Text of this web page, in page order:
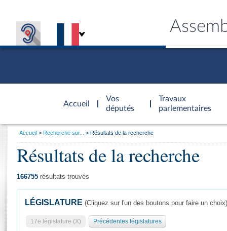
Accueil
d'accueil
Vos
députés
Travaux
parlementaires
Général
Vous
Accueil Recherche sur... Résultats de la recherche
Résultats de la recherche
166755 résultats trouvés
LÉGISLATURE (Cliquez sur l'un des boutons pour faire un choix)
17e législature (X) Précédentes législatures